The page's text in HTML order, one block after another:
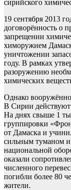
сирийского
19 сентября 2013
договорённость о
запрещении
химоружием
уничтожении
году. В рамках
разоружению
химических
Однако
В Сирии
На днях свыше 1
группировки
от Дамаска и
сильным туманом и
национальной
оказали
численного
погибли более 80
жители.